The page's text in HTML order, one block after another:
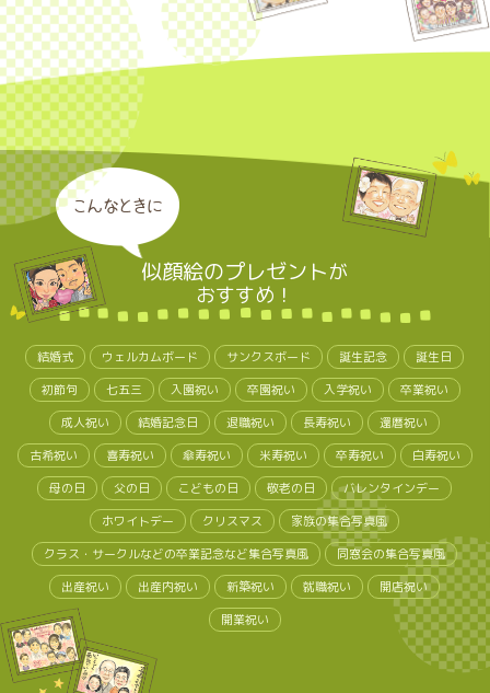
こんなときに
似顔絵のプレゼントが
おすすめ！
結婚式 ウェルカムボード サンクスボード 誕生記念
誕生日
初節句
七五三 入園祝い 卒園祝い 入学祝い
卒業祝い
成人祝い
結婚記念日 退職祝い 長寿祝い
還暦祝い
古希祝い
喜寿祝い 傘寿祝い 米寿祝い 卒寿祝い
白寿祝い
母の日
父の日 こどもの日 敬老の日
バレンタインデー
ホワイトデー
クリスマス
家族の集合写真風
クラス・サークルなどの卒業記念など集合写真風
同窓会の集合写真風
出産祝い
出産内祝い 新築祝い 就職祝い
開店祝い
開業祝い